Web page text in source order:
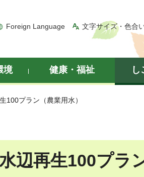
Foreign Language 文字サイズ・色合
境 健康・福祉 し
100プラン（農業用水）
辺再生100プラ